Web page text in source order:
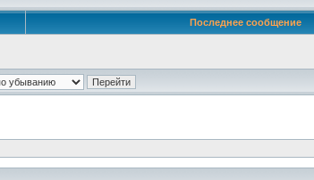
Последнее сообщение